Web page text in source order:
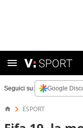
Seguici su: Google
ESPORT